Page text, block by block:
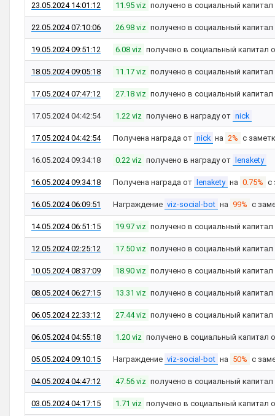
23.05.2024 14:01:12 11.95 viz получено в социальный
22.05.2024 07:10:06 26.98 viz получено в социальный
19.05.2024 09:51:12 6.08 viz получено в социальный капитал
18.05.2024 09:05:18 11.17 viz получено в социальный
17.05.2024 07:47:12 27.18 viz получено в социальный
17.05.2024 04:42:54 1.22 viz получено в награду от nick
17.05.2024 04:42:54 Получена награда от nick на 2% с
16.05.2024 09:34:18 0.22 viz получено в награду от lenakety
16.05.2024 09:34:18 Получена награда от lenakety на 0.75% с
16.05.2024 06:09:51 Награждение viz-social-bot на 99% с
14.05.2024 06:51:15 19.97 viz получено в социальный
12.05.2024 02:25:12 17.50 viz получено в социальный
10.05.2024 08:37:09 18.90 viz получено в социальный
08.05.2024 06:27:15 13.31 viz получено в социальный
06.05.2024 22:33:12 27.44 viz получено в социальный
06.05.2024 04:55:18 1.20 viz получено в социальный капитал
05.05.2024 09:10:15 Награждение viz-social-bot на 50% с
04.05.2024 04:47:12 47.56 viz получено в социальный
03.05.2024 04:17:15 1.71 viz получено в социальный капитал